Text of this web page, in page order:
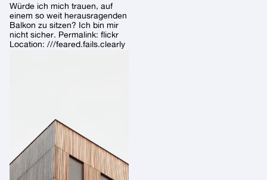
Würde ich mich trauen, auf
einem so weit herausragenden
Balkon zu sitzen? Ich bin mir
nicht sicher. Permalink: flickr
Location: ///feared.fails.clearly